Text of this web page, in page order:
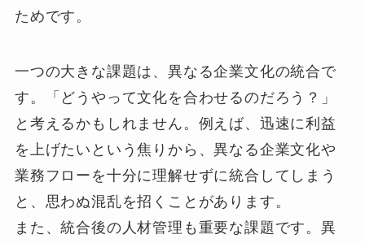
ためです。
一つの大きな課題は、異なる企業文化の統合で
す。「どうやって文化を合わせるのだろう？」
と考えるかもしれません。例えば、迅速に利益
を上げたいという焦りから、異なる企業文化や
業務フローを十分に理解せずに統合してしまう
と、思わぬ混乱を招くことがあります。
また、統合後の人材管理も重要な課題です。異